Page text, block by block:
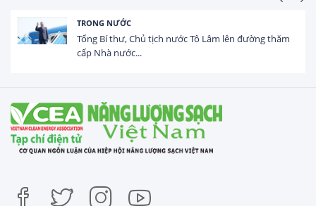
TRONG NƯỚC
Tổng Bí thư, Chủ tịch nước Tô Lâm lên đường thăm
cấp Nhà nước...